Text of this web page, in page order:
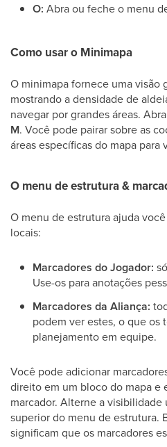
O: Abra ou feche o menu
Como usar o Minimapa
O minimapa fornece uma visão
mostrando a densidade de
navegar por grandes áreas.
M. Você pode pairar sobre as
áreas específicas do mapa para
O menu de estrutura &
O menu de estrutura ajuda
locais:
Marcadores do Jogador:
Use-os para anotações
Marcadores da Aliança:
podem ver estes, o que os
planejamento em equipe.
Você pode adicionar
direito em um bloco do mapa e
marcador. Alterne a
superior do menu de estrutura.
significam que os marcadores